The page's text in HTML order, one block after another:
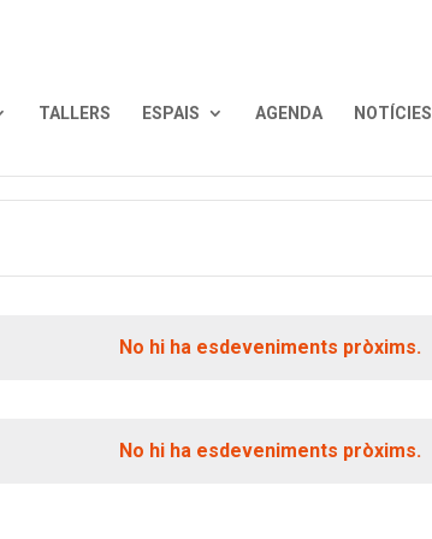
TALLERS ESPAIS AGENDA NOTÍCIES
No hi ha esdeveniments pròxims.
No hi ha esdeveniments pròxims.